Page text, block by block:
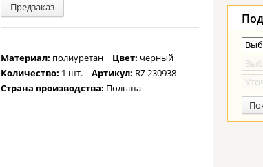
Предзаказ
Материал: полиуретан Цвет: черный
Количество: 1 шт. Артикул: RZ 230938
Страна производства: Польша